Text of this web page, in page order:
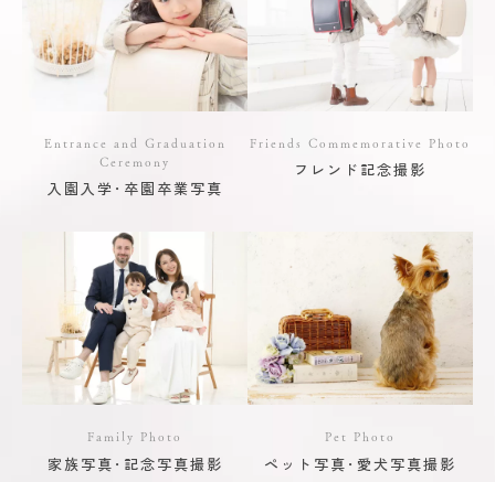
Entrance and Graduation
Ceremony
入園入学･卒園卒業写真
Friends Commemorative Photo
フレンド記念撮影
Family Photo
家族写真･記念写真撮影
Pet Photo
ペット写真･愛犬写真撮影